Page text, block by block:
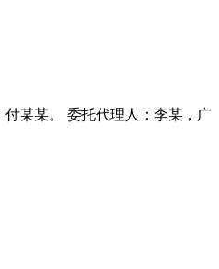
某某。 委托代理人：李某，广